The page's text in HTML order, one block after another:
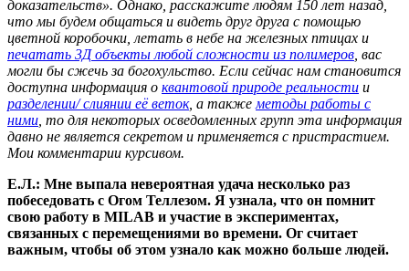
доказательств». Однако, расскажите людям 150 лет назад,
что мы будем общаться и видеть друг друга с помощью
цветной коробочки, летать в небе на железных птицах и
печатать 3Д объекты любой сложности из полимеров , вас
могли бы сжечь за богохульство. Если сейчас нам становится
доступна информация о квантовой природе реальности и
разделении/ слиянии её веток, а также методы работы с
ними , то для некоторых осведомленных групп эта информация
давно не является секретом и применяется с пристрастием.
Мои комментарии курсивом.
Е.Л.: Мне выпала невероятная удача несколько раз
побеседовать с Огом Теллезом. Я узнала, что он помнит
свою работу в MILAB и участие в экспериментах,
связанных с перемещениями во времени. Ог считает
важным, чтобы об этом узнало как можно больше людей.